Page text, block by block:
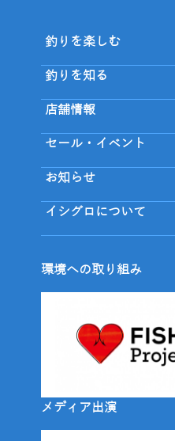
釣りを楽しむ
釣りを知る
店舗情報
セール・イベント
お知らせ
イシグロについて
環境への取り組み
メディア出演